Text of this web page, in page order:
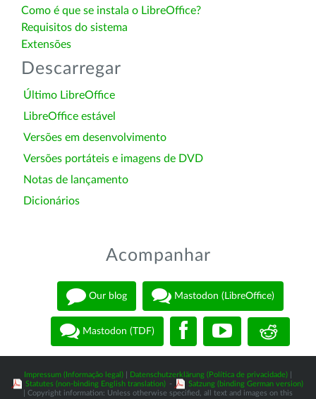
Como é que se instala o LibreOffice?
Requisitos do sistema
Extensões
Descarregar
Último LibreOffice
LibreOffice estável
Versões em desenvolvimento
Versões portáteis e imagens de DVD
Notas de lançamento
Dicionários
Acompanhar
Our blog Mastodon (LibreOffice)
Mastodon (TDF)
Impressum (Informação legal) Datenschutzerklärung (Política de privacidade)
Statutes (non-binding English translation) -
Satzung (binding German version)
| Copyright information: Unless otherwise specified, all text and images on this